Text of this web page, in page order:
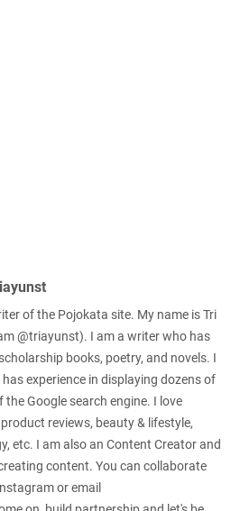
of the Pojokata site. My name is Tri
@triayunst). I am a writer who has
books, poetry, and novels. I
experience in displaying dozens of
Google search engine. I love
reviews, beauty & lifestyle,
etc. I am also an Content Creator and
content. You can collaborate
or email